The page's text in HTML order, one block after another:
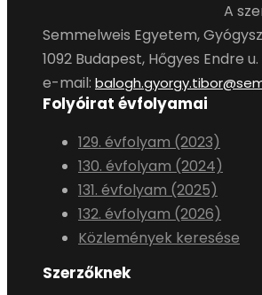
A
Semmelweis Egyetem,
1092 Budapest, Hőgyes Endre
e-mail:
Folyóirat évfolyamai
129. évfolyam (2023)
130. évfolyam (2024)
131. évfolyam (2025)
132. évfolyam (2026)
Közlemények keresése
Szerzőknek